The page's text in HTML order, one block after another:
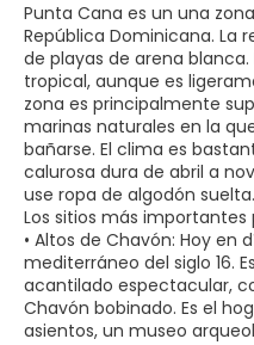
Punta Cana es un una
República Dominicana. La
de playas de arena
tropical, aunque es
zona es principalmente
marinas naturales en la
bañarse. El clima es
calurosa dura de abril a
use ropa de algodón suelta.
Los sitios más importantes
• Altos de Chavón: Hoy en
mediterráneo del siglo 16.
acantilado espectacular,
Chavón bobinado. Es el
asientos, un museo